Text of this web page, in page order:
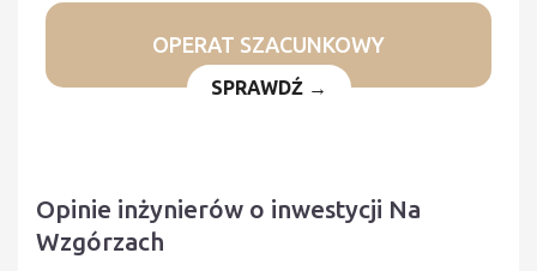
OPERAT SZACUNKOWY
SPRAWDŹ →
Opinie inżynierów o inwestycji Na
Wzgórzach